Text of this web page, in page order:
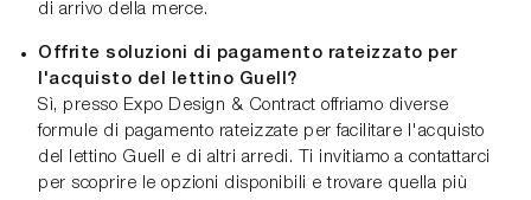
di arrivo della merce.
Offrite soluzioni di pagamento rateizzato per
l'acquisto del lettino Guell?
Sì, presso Expo Design & Contract offriamo diverse
formule di pagamento rateizzate per facilitare l'acquisto
del lettino Guell e di altri arredi. Ti invitiamo a contattarci
per scoprire le opzioni disponibili e trovare quella più